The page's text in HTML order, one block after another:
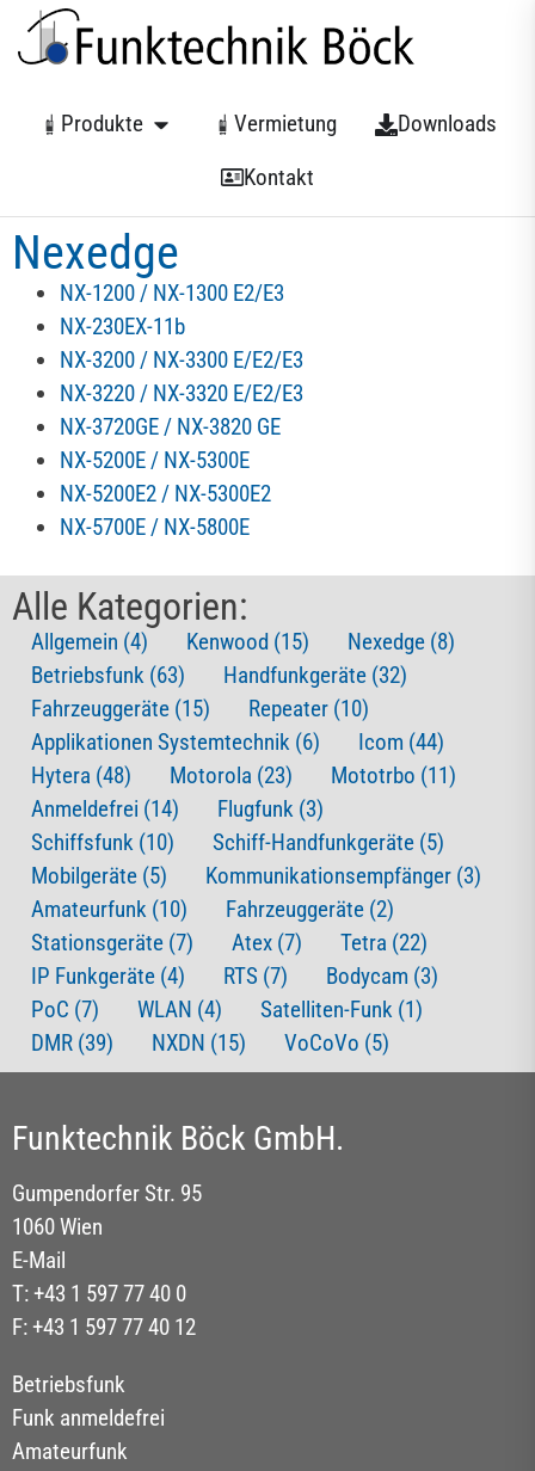
Produkte Vermietung
Downloads
Kontakt
Nexedge
NX-1200 / NX-1300 E2/E3
NX-230EX-11b
NX-3200 / NX-3300 E/E2/E3
NX-3220 / NX-3320 E/E2/E3
NX-3720GE / NX-3820 GE
NX-5200E / NX-5300E
NX-5200E2 / NX-5300E2
NX-5700E / NX-5800E
Alle Kategorien:
Allgemein (4) Kenwood (15)
Nexedge (8)
Betriebsfunk (63)
Handfunkgeräte (32)
Fahrzeuggeräte (15)
Repeater (10)
Applikationen Systemtechnik (6)
Icom (44)
Hytera (48)
Motorola (23)
Mototrbo (11)
Anmeldefrei (14)
Flugfunk (3)
Schiffsfunk (10)
Schiff-Handfunkgeräte (5)
Mobilgeräte (5)
Kommunikationsempfänger (3)
Amateurfunk (10)
Fahrzeuggeräte (2)
Stationsgeräte (7)
Atex (7)
Tetra (22)
IP Funkgeräte (4)
RTS (7)
Bodycam (3)
PoC (7)
WLAN (4)
Satelliten-Funk (1)
DMR (39)
NXDN (15) VoCoVo (5)
Funktechnik Böck GmbH.
Gumpendorfer Str. 95
1060 Wien
E-Mail
T: +43 1 597 77 40 0
F: +43 1 597 77 40 12
Betriebsfunk
Funk anmeldefrei
Amateurfunk